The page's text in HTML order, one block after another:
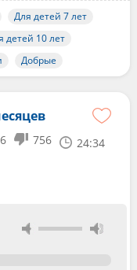
Для детей 7 лет
детей 10 лет
Добрые
756 24:34